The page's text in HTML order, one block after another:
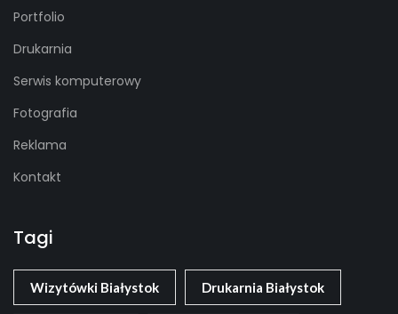
Portfolio
Drukarnia
Serwis komputerowy
Fotografia
Reklama
Kontakt
Tagi
Wizytówki Białystok Drukarnia Białystok